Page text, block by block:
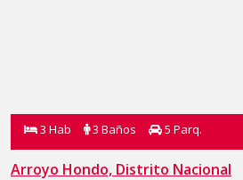
3 Hab 3 Baños 5 Parq.
Arroyo Hondo, Distrito Nacional